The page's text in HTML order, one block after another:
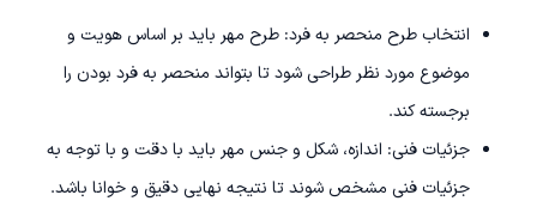
انتخاب طرح منحصر به فرد: طرح مهر باید بر اساس هویت و
موضوع مورد نظر طراحی شود تا بتواند منحصر به فرد بودن را
برجسته کند.
جزئیات فنی: اندازه، شکل و جنس مهر باید با دقت و با توجه به
جزئیات فنی مشخص شوند تا نتیجه نهایی دقیق و خوانا باشد.